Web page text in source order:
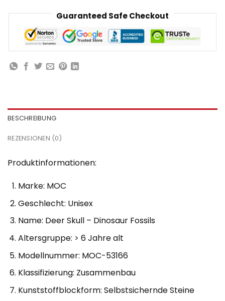
Guaranteed Safe Checkout
BESCHREIBUNG
REZENSIONEN (0)
Produktinformationen:
Marke: MOC
Geschlecht: Unisex
Name: Deer Skull – Dinosaur Fossils
Altersgruppe: > 6 Jahre alt
Modellnummer: MOC-53166
Klassifizierung: Zusammenbau
Kunststoffblockform: Selbstsichernde Steine